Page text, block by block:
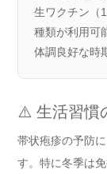
生ワクチン（
種類が利用可
体調良好な時
⚠️ 生活習慣
帯状疱疹の予防
す。特に冬季は